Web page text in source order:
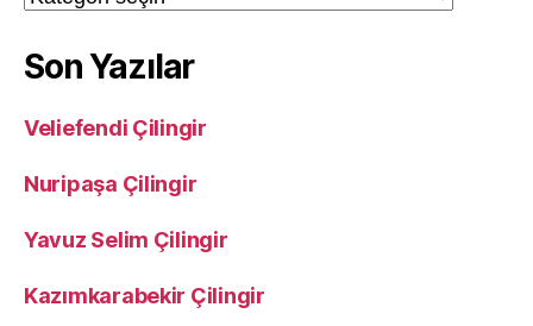
Son Yazılar
Veliefendi Çilingir
Nuripaşa Çilingir
Yavuz Selim Çilingir
Kazımkarabekir Çilingir